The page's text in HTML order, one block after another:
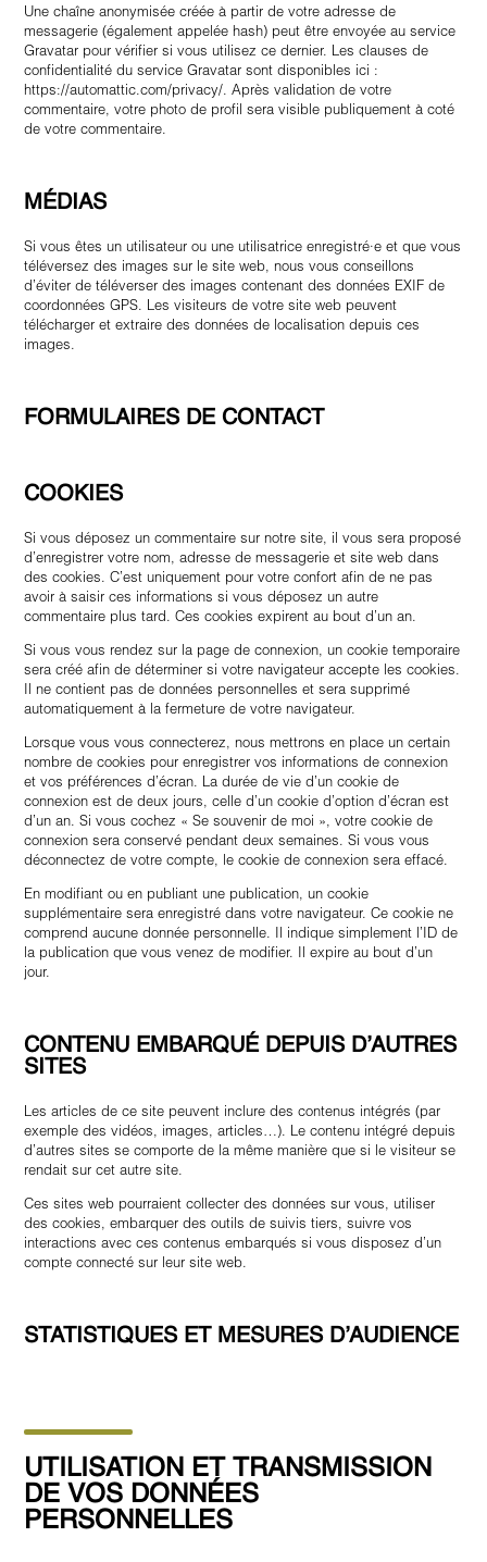
Une chaîne anonymisée créée à partir de votre adresse de
messagerie (également appelée hash) peut être envoyée au service
Gravatar pour vérifier si vous utilisez ce dernier. Les clauses de
confidentialité du service Gravatar sont disponibles ici :
https://automattic.com/privacy/. Après validation de votre
commentaire, votre photo de profil sera visible publiquement à coté
de votre commentaire.
MÉDIAS
Si vous êtes un utilisateur ou une utilisatrice enregistré·e et que vous
téléversez des images sur le site web, nous vous conseillons
d’éviter de téléverser des images contenant des données EXIF de
coordonnées GPS. Les visiteurs de votre site web peuvent
télécharger et extraire des données de localisation depuis ces
images.
FORMULAIRES DE CONTACT
COOKIES
Si vous déposez un commentaire sur notre site, il vous sera proposé
d’enregistrer votre nom, adresse de messagerie et site web dans
des cookies. C’est uniquement pour votre confort afin de ne pas
avoir à saisir ces informations si vous déposez un autre
commentaire plus tard. Ces cookies expirent au bout d’un an.
Si vous vous rendez sur la page de connexion, un cookie temporaire
sera créé afin de déterminer si votre navigateur accepte les cookies.
Il ne contient pas de données personnelles et sera supprimé
automatiquement à la fermeture de votre navigateur.
Lorsque vous vous connecterez, nous mettrons en place un certain
nombre de cookies pour enregistrer vos informations de connexion
et vos préférences d’écran. La durée de vie d’un cookie de
connexion est de deux jours, celle d’un cookie d’option d’écran est
d’un an. Si vous cochez « Se souvenir de moi », votre cookie de
connexion sera conservé pendant deux semaines. Si vous vous
déconnectez de votre compte, le cookie de connexion sera effacé.
En modifiant ou en publiant une publication, un cookie
supplémentaire sera enregistré dans votre navigateur. Ce cookie ne
comprend aucune donnée personnelle. Il indique simplement l’ID de
la publication que vous venez de modifier. Il expire au bout d’un
jour.
CONTENU EMBARQUÉ DEPUIS D’AUTRES
SITES
Les articles de ce site peuvent inclure des contenus intégrés (par
exemple des vidéos, images, articles…). Le contenu intégré depuis
d’autres sites se comporte de la même manière que si le visiteur se
rendait sur cet autre site.
Ces sites web pourraient collecter des données sur vous, utiliser
des cookies, embarquer des outils de suivis tiers, suivre vos
interactions avec ces contenus embarqués si vous disposez d’un
compte connecté sur leur site web.
STATISTIQUES ET MESURES D’AUDIENCE
UTILISATION ET TRANSMISSION
DE VOS DONNÉES
PERSONNELLES